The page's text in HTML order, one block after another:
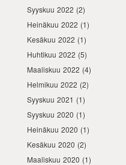
Syyskuu 2022 (2)
Heinäkuu 2022 (1)
Kesäkuu 2022 (1)
Huhtikuu 2022 (5)
Maaliskuu 2022 (4)
Helmikuu 2022 (2)
Syyskuu 2021 (1)
Syyskuu 2020 (1)
Heinäkuu 2020 (1)
Kesäkuu 2020 (2)
Maaliskuu 2020 (1)